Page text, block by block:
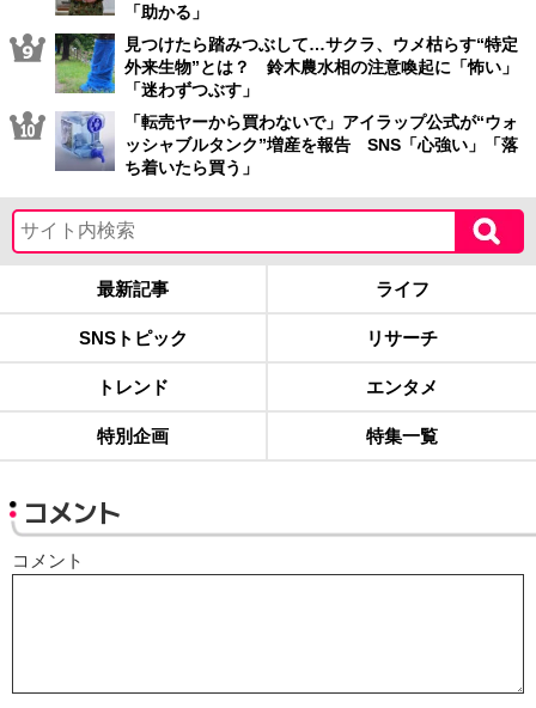
「助かる」
見つけたら踏みつぶして…サクラ、ウメ枯らす“特定
外来生物”とは？ 鈴木農水相の注意喚起に「怖い」
「迷わずつぶす」
「転売ヤーから買わないで」アイラップ公式が“ウォ
ッシャブルタンク”増産を報告 SNS「心強い」「落
ち着いたら買う」
最新記事 ライフ
SNSトピック リサーチ
トレンド エンタメ
特別企画 特集一覧
コメント
コメント